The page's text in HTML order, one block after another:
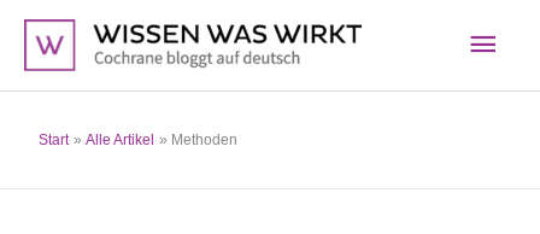
Inhalt
springen
Start Alle Artikel Methoden